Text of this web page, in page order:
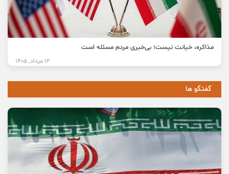
مذاکره، خیانت نیست؛ بی‌خبری مردم مسئله است
12 مرداد, 1405
گفتگو ها